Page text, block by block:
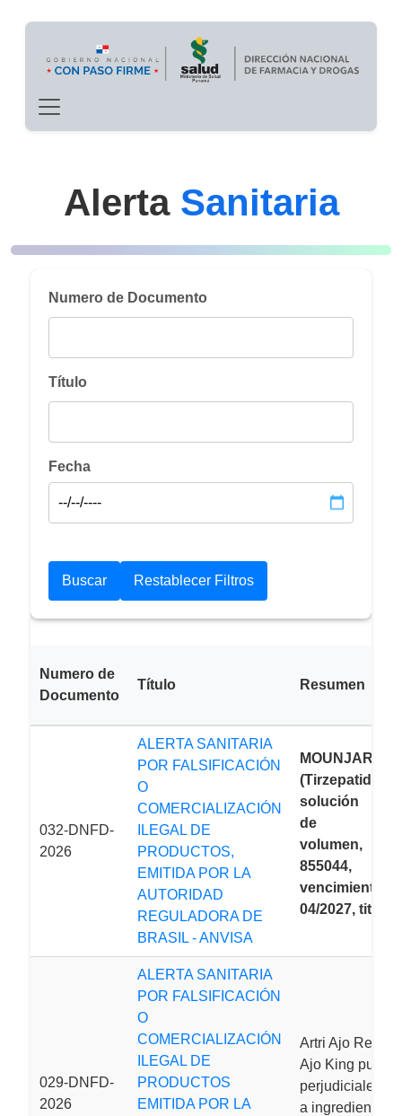
Pasar al contenido principal
Main navigation
Alerta Sanitaria
Numero de Documento
Título
Fecha
Numero de
Documento
Título Resumen
032-DNFD-
2026
ALERTA SANITARIA
POR FALSIFICACIÓN
O
COMERCIALIZACIÓN
ILEGAL DE
PRODUCTOS,
EMITIDA POR LA
AUTORIDAD
REGULADORA DE
BRASIL - ANVISA
MOUNJARO®
(Tirzepatida,
solución
de
volumen,
855044,
vencimiento:
04/2027, titul
029-DNFD-
2026
ALERTA SANITARIA
POR FALSIFICACIÓN
O
COMERCIALIZACIÓN
ILEGAL DE
PRODUCTOS
EMITIDA POR LA
Artri Ajo Rey y
Ajo King
perjudiciales
a ingredientes